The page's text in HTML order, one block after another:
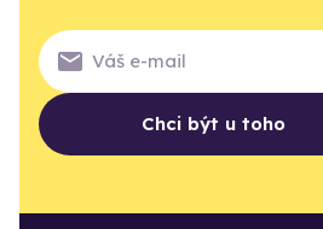
Chci být u toho